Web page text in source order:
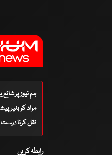
ہم نیوز پر
مواد کو بغیر
نقل کرنا درست
رابطہ کریں